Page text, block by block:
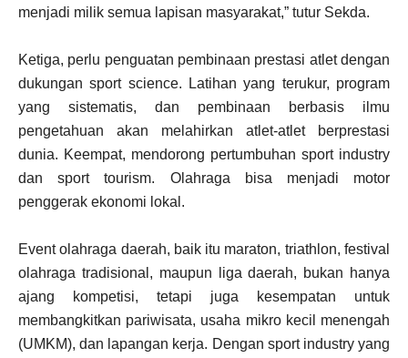
menjadi milik semua lapisan masyarakat,” tutur Sekda.
Ketiga, perlu penguatan pembinaan prestasi atlet dengan
dukungan sport science. Latihan yang terukur, program
yang sistematis, dan pembinaan berbasis ilmu
pengetahuan akan melahirkan atlet-atlet berprestasi
dunia. Keempat, mendorong pertumbuhan sport industry
dan sport tourism. Olahraga bisa menjadi motor
penggerak ekonomi lokal.
Event olahraga daerah, baik itu maraton, triathlon, festival
olahraga tradisional, maupun liga daerah, bukan hanya
ajang kompetisi, tetapi juga kesempatan untuk
membangkitkan pariwisata, usaha mikro kecil menengah
(UMKM), dan lapangan kerja. Dengan sport industry yang